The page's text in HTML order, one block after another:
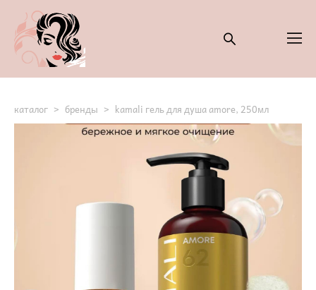
каталог > бренды > kamali гель для душа amore, 250мл